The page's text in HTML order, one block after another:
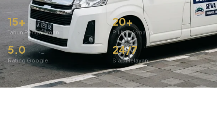
15+
Tahun Pengalaman
20+
Pilihan Armada
5.0
Rating Google
24/7
Siap Melayani